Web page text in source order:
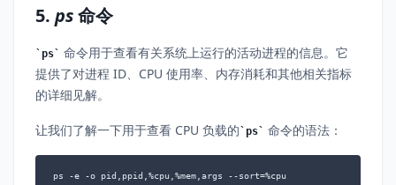
5. ps命令
ps
命令用于查看有关系统上运行的活动进程的信息。它
提供了对进程 ID、CPU 使用率、内存消耗和其他相关指标
的详细见解。
让我们了解一下用于查看 CPU 负载的 ps 命令的语法：
ps -e -o pid,ppid,%cpu,%mem,args --sort=%cpu